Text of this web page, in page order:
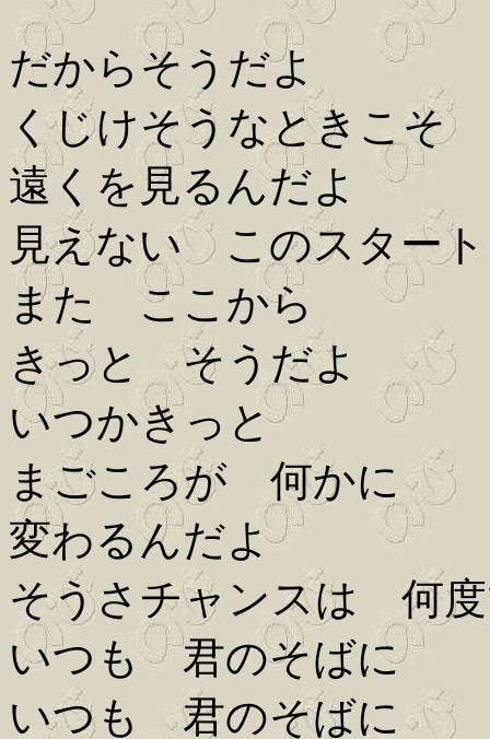
だからそうだよ
くじけそうなときこそ
遠くを見るんだよ
見えない このスター
また ここから
きっと そうだよ
いつかきっと
まごころが 何かに
変わるんだよ
そうさチャンスは 何
いつも 君のそばに
いつも 君のそばに